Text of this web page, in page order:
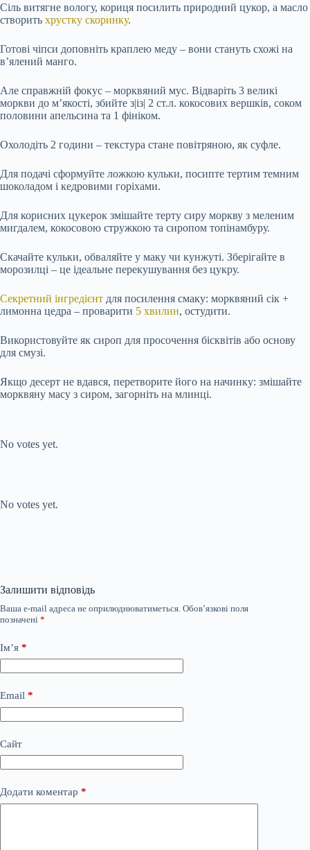
Сіль витягне вологу, кориця посилить природний цукор, а масло
створить хрустку скоринку.
Готові чіпси доповніть краплею меду – вони стануть схожі на
в’ялений манго.
Але справжній фокус – морквяний мус. Відваріть 3 великі
моркви до м’якості, збийте з|із| 2 ст.л. кокосових вершків, соком
половини апельсина та 1 фініком.
Охолодіть 2 години – текстура стане повітряною, як суфле.
Для подачі сформуйте ложкою кульки, посипте тертим темним
шоколадом і кедровими горіхами.
Для корисних цукерок змішайте терту сиру моркву з меленим
мигдалем, кокосовою стружкою та сиропом топінамбуру.
Скачайте кульки, обваляйте у маку чи кунжуті. Зберігайте в
морозилці – це ідеальне перекушування без цукру.
Секретний інгредієнт для посилення смаку: морквяний сік +
лимонна цедра – проварити 5 хвилин, остудити.
Використовуйте як сироп для просочення бісквітів або основу
для смузі.
Якщо десерт не вдався, перетворите його на начинку: змішайте
морквяну масу з сиром, загорніть на млинці.
No votes yet.
No votes yet.
Залишити відповідь
Ваша e-mail адреса не оприлюднюватиметься. Обов’язкові поля
позначені *
Ім’я *
Email *
Сайт
Додати коментар *